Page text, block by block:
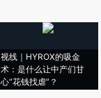
视线｜HYROX的吸金
术：是什么让中产们甘
心“花钱找虐”？